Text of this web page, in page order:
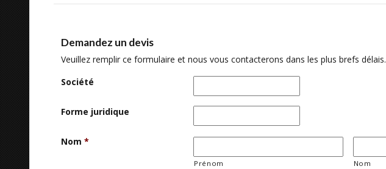
Demandez un devis
Veuillez remplir ce formulaire et nous vous contacterons dans les plus brefs délais.
Société
Forme juridique
Nom *
Prénom Nom